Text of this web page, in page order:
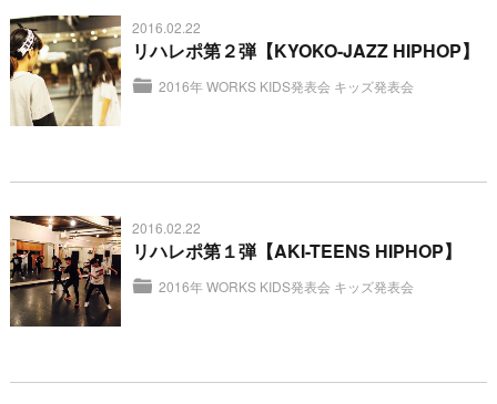
2016.02.22
リハレポ第２弾【KYOKO-JAZZ HIPHOP】
2016年 WORKS KIDS発表会 キッズ発表会
2016.02.22
リハレポ第１弾【AKI-TEENS HIPHOP】
2016年 WORKS KIDS発表会 キッズ発表会